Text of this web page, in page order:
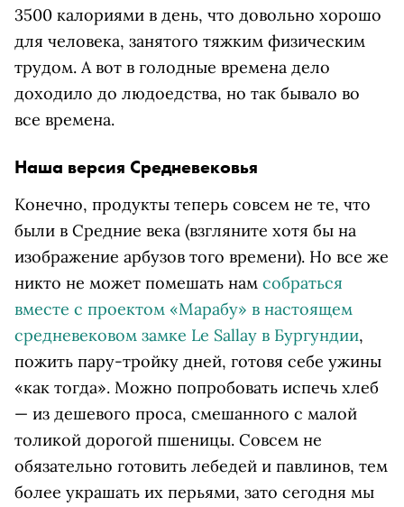
3500 калориями в день, что довольно хорошо
для человека, занятого тяжким физическим
трудом. А вот в голодные времена дело
доходило до людоедства, но так бывало во
все времена.
Наша версия Средневековья
Конечно, продукты теперь совсем не те, что
были в Средние века (взгляните хотя бы на
изображение арбузов того времени). Но все же
никто не может помешать нам собраться
вместе с проектом «Марабу» в настоящем
средневековом замке Le Sallay в Бургундии,
пожить пару-тройку дней, готовя себе ужины
«как тогда». Можно попробовать испечь хлеб
— из дешевого проса, смешанного с малой
толикой дорогой пшеницы. Совсем не
обязательно готовить лебедей и павлинов, тем
более украшать их перьями, зато сегодня мы